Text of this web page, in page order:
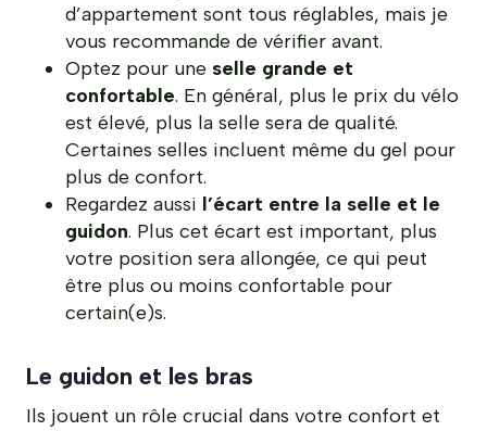
d’appartement sont tous réglables, mais je
vous recommande de vérifier avant.
Optez pour une selle grande et
confortable. En général, plus le prix du vélo
est élevé, plus la selle sera de qualité.
Certaines selles incluent même du gel pour
plus de confort.
Regardez aussi l’écart entre la selle et le
guidon. Plus cet écart est important, plus
votre position sera allongée, ce qui peut
être plus ou moins confortable pour
certain(e)s.
Le guidon et les bras
Ils jouent un rôle crucial dans votre confort et